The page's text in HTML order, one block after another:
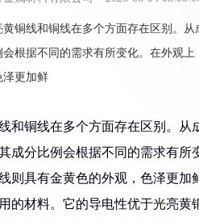
黄铜线和铜线在多个方面存在区别。
会根据不同的需求有所变化。在外观
泽更加鲜
和铜线在多个方面存在区别。
成分比例会根据不同的需求有所
则具有金黄色的外观，色泽更
的材料。它的导电性优于光亮